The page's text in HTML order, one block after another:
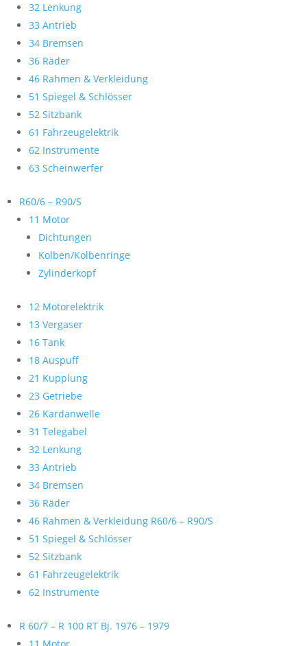
32 Lenkung
33 Antrieb
34 Bremsen
36 Räder
46 Rahmen & Verkleidung
51 Spiegel & Schlösser
52 Sitzbank
61 Fahrzeugelektrik
62 Instrumente
63 Scheinwerfer
R60/6 – R90/S
11 Motor
Dichtungen
Kolben/Kolbenringe
Zylinderkopf
12 Motorelektrik
13 Vergaser
16 Tank
18 Auspuff
21 Kupplung
23 Getriebe
26 Kardanwelle
31 Telegabel
32 Lenkung
33 Antrieb
34 Bremsen
36 Räder
46 Rahmen & Verkleidung R60/6 – R90/S
51 Spiegel & Schlösser
52 Sitzbank
61 Fahrzeugelektrik
62 Instrumente
R 60/7 – R 100 RT Bj. 1976 – 1979